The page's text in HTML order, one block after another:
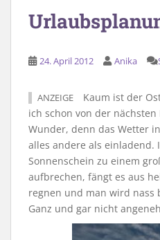
24. April 2012 Anika
ANZEIGE
Kaum ist der
ich schon von der nächsten
Wunder, denn das Wetter
alles andere als einladend.
Sonnenschein zu einem
aufbrechen, fängt es aus
regnen und man wird nass
Ganz und gar nicht